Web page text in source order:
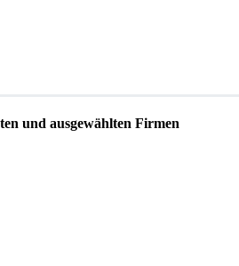
und ausgewählten Firmen